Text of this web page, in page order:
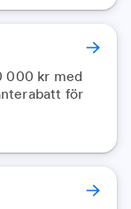
000 kr med
för